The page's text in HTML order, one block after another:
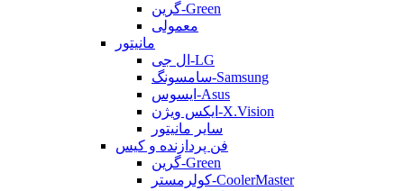
گرین-Green
معمولی
مانیتور
ال جی-LG
سامسونگ-Samsung
ایسوس-Asus
ایکس ویژن-X.Vision
سایر مانیتور
فن پردازنده و کیس
گرین-Green
کولرمستر-CoolerMaster